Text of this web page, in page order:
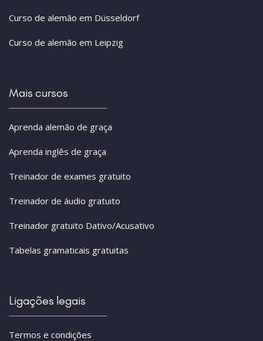
Curso de alemão em Düsseldorf
Curso de alemão em Leipzig
Mais cursos
Aprenda alemão de graça
Aprenda inglês de graça
Treinador de exames gratuito
Treinador de áudio gratuito
Treinador gratuito Dativo/Acusativo
Tabelas gramaticais gratuitas
Ligações legais
Termos e condições